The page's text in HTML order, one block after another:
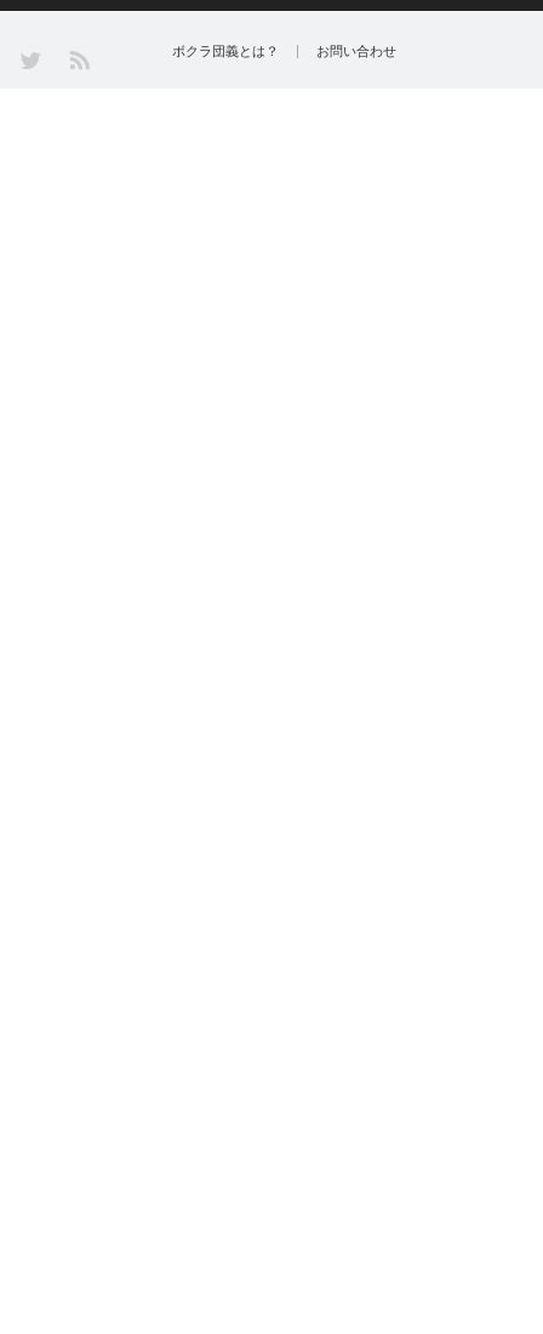
Twitter ボクラ団義とは？ お問い合わせ